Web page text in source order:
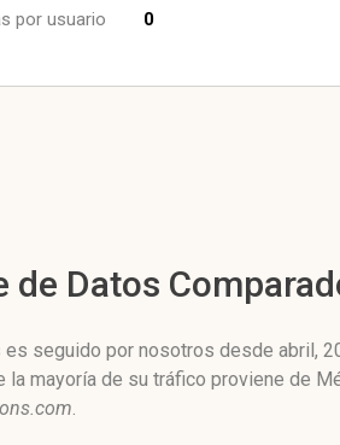
por usuario
0
de Datos
es seguido por nosotros desde abril,
la mayoría de su tráfico proviene de
.